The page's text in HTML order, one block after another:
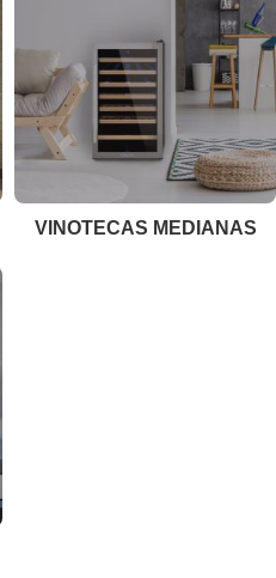
VINOTECAS MEDIANAS